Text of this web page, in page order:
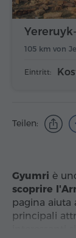
105 km von
Eintritt:
Teilen:
Gyumri è
scoprire
pagina aiuta
principali